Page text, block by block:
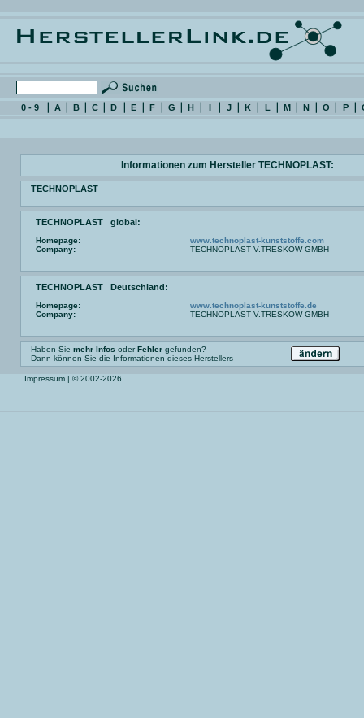
0 - 9 A B C D E F G H I J K L M N O P
Informationen zum Hersteller TECHNOPLAST:
TECHNOPLAST
TECHNOPLAST global:
Homepage:
www.technoplast-kunststoffe.com
Company:
TECHNOPLAST V.TRESKOW GMBH
TECHNOPLAST Deutschland:
Homepage:
www.technoplast-kunststoffe.de
Company:
TECHNOPLAST V.TRESKOW GMBH
Haben Sie mehr Infos oderFehler gefunden?
Dann können Sie die Informationen dieses Herstellers
Impressum | © 2002-2026